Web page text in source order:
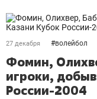
27 декабря #волейбол
Фомин,
игроки,
России-2004